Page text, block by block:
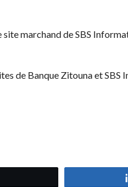
site marchand de SBS
de Banque Zitouna et SBS